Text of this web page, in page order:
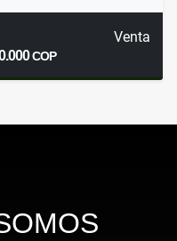
Venta
COP